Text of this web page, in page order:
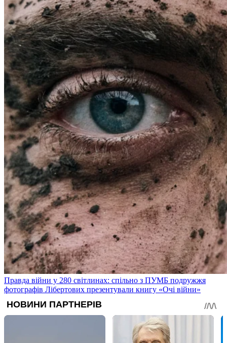
Правда війни у 280 світлинах: спільно з ПУМБ подружжя
фотографів Лібертових презентували книгу «Очі війни»